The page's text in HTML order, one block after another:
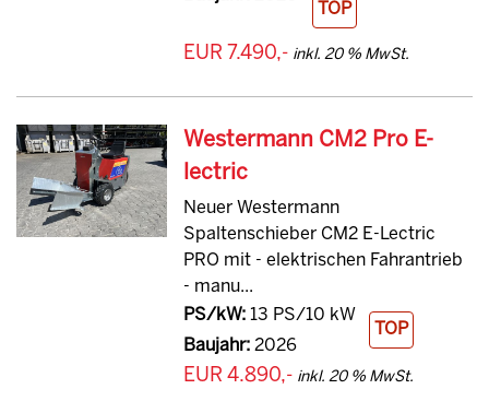
TOP
EUR 7.490,- inkl. 20 % MwSt.
Westermann CM2 Pro E-
lectric
Neuer Westermann
Spaltenschieber CM2 E-Lectric
PRO mit - elektrischen Fahrantrieb
- manu...
PS/kW:13 PS/10 kW
Baujahr:2026
TOP
EUR 4.890,- inkl. 20 % MwSt.